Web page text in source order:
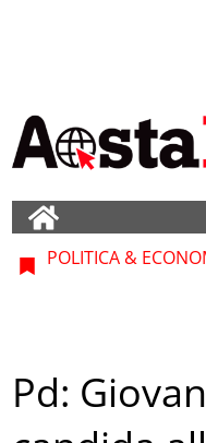
POLITICA &
Pd: